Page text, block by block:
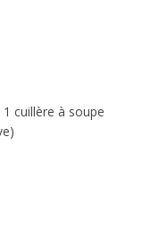
cuillère à soupe